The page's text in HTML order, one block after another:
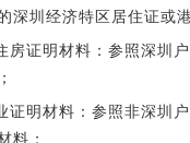
深圳经济特区居住证或
房证明材料：参照深圳
证明材料：参照非深圳
料；